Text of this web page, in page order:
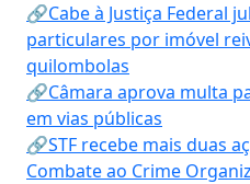
🔗Cabe à Justiça Federal
particulares por imóvel
quilombolas
🔗Câmara aprova multa
em vias públicas
🔗STF recebe mais duas
Combate ao Crime